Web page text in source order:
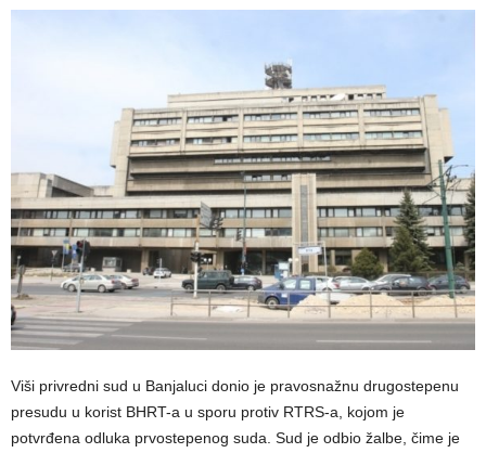
Viši privredni sud u Banjaluci donio je pravosnažnu drugostepenu
presudu u korist BHRT-a u sporu protiv RTRS-a, kojom je
potvrđena odluka prvostepenog suda. Sud je odbio žalbe, čime je